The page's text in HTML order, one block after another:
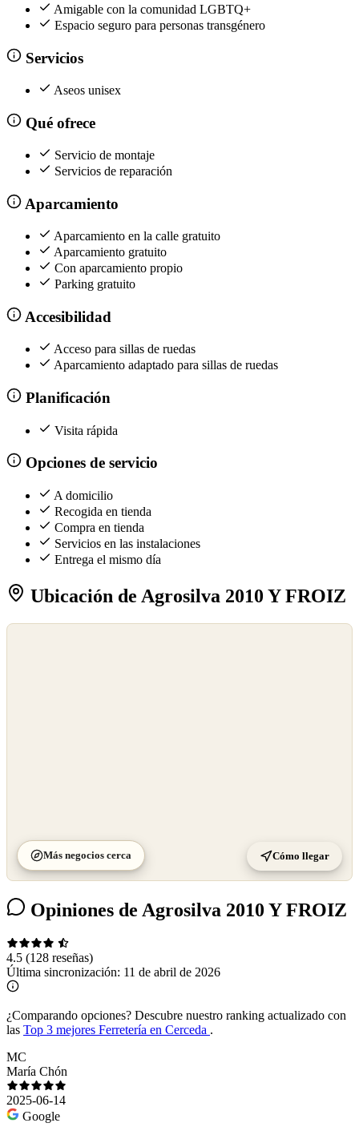
Amigable con la comunidad LGBTQ+
Espacio seguro para personas transgénero
Servicios
Aseos unisex
Qué ofrece
Servicio de montaje
Servicios de reparación
Aparcamiento
Aparcamiento en la calle gratuito
Aparcamiento gratuito
Con aparcamiento propio
Parking gratuito
Accesibilidad
Acceso para sillas de ruedas
Aparcamiento adaptado para sillas de ruedas
Planificación
Visita rápida
Opciones de servicio
A domicilio
Recogida en tienda
Compra en tienda
Servicios en las instalaciones
Entrega el mismo día
Ubicación de Agrosilva 2010 Y FROIZ
Más negocios cerca Cómo llegar
Opiniones de Agrosilva 2010 Y FROIZ
4.5 (128 reseñas)
Última sincronización: 11 de abril de 2026
¿Comparando opciones? Descubre nuestro ranking actualizado con
las Top 3 mejores Ferretería en Cerceda .
MC
María Chón
2025-06-14
Google